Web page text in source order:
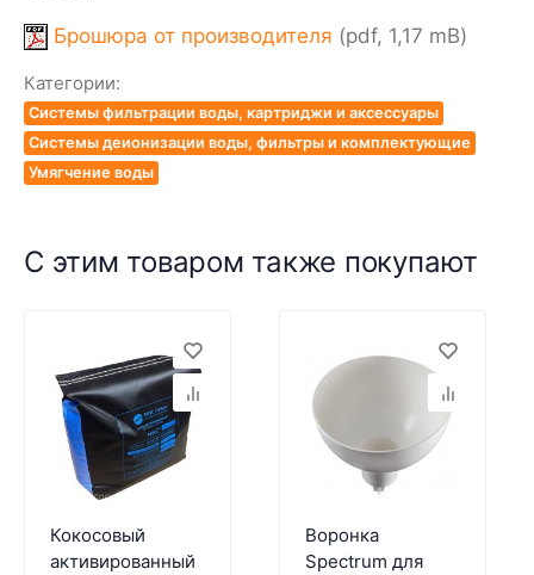
Брошюра от производителя (pdf, 1,17 mB)
Категории:
Системы фильтрации воды, картриджи и аксессуары
Системы деионизации воды, фильтры и комплектующие
Умягчение воды
С этим товаром также покупают
Кокосовый
активированный
Воронка
Spectrum для